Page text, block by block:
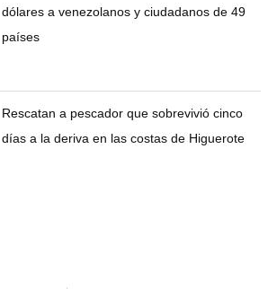
dólares a venezolanos y ciudadanos de 49
países
Rescatan a pescador que sobrevivió cinco
días a la deriva en las costas de Higuerote